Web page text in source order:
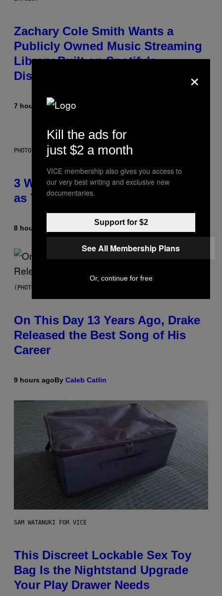
Zachary Cole Smith Wants a
Publicly Owned Music Streaming
Library Built on Spotify’s
Dismantled Bones
7 hours ago ByLauren Boisvert
PHOTO ILLUSTRATION BY IAN WALDIE/GETTY IMAGES
3 Ways Your Music Taste Changes
as You Get Older
8 hours ago Dan Milam
(PHOTO BY GARY GERSHOFF/WIREIMAGE)
On This Day 13 Years Ago, Drake
Released the Best Song of His
Career
9 hours agoBy Caleb Catlin
SAM WATANUKI FOR VICE
This Discreet Lockable Sex Toy
Bag Is the Nightstand Upgrade
Your Play Drawer Needs
×
Kill the ads for
just $2 a month
VICE membership also gives you access to
our very best writing and exclusive new
documentaries.
Support for $2
See All Membership Plans
Or, continue for free